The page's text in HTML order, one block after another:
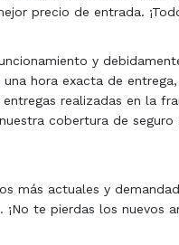
precio de entrada.
y
hora exacta de
realizadas en la
cobertura de
más actuales y
te pierdas los nuevos